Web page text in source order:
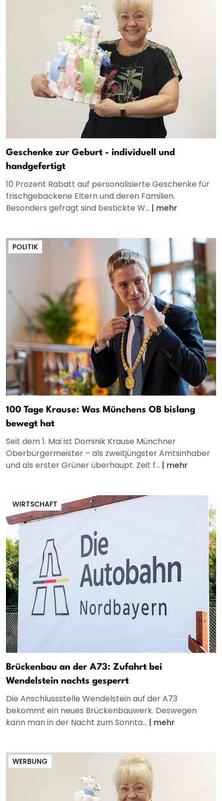
Geschenke zur Geburt - individuell und
handgefertigt
10 Prozent Rabatt auf personalisierte Geschenke für
frischgebackene Eltern und deren Familien.
Besonders gefragt sind bestickte W... | mehr
POLITIK
100 Tage Krause: Was Münchens OB bislang
bewegt hat
Seit dem 1. Mai ist Dominik Krause Münchner
Oberbürgermeister – als zweitjüngster Amtsinhaber
und als erster Grüner überhaupt. Zeit f... | mehr
WIRTSCHAFT
Brückenbau an der A73: Zufahrt bei
Wendelstein nachts gesperrt
Die Anschlussstelle Wendelstein auf der A73
bekommt ein neues Brückenbauwerk. Deswegen
kann man in der Nacht zum Sonnta... | mehr
WERBUNG